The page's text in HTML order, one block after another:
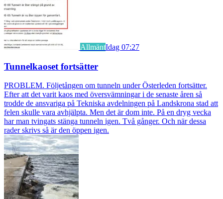
AllmäntIdag 07:27
Tunnelkaoset fortsätter
PROBLEM. Följetången om tunneln under Österleden fortsätter.
Efter att det varit kaos med översvämningar i de senaste åren så
trodde de ansvariga på Tekniska avdelningen på Landskrona stad att
felen skulle vara avhjälpta. Men det är dom inte. På en dryg vecka
har man tvingats stänga tunneln igen. Två gånger. Och när dessa
rader skrivs så är den öppen igen.